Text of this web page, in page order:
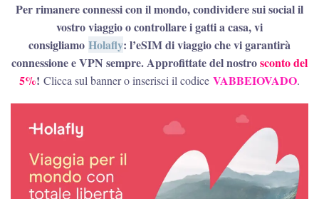
Per rimanere connessi con il mondo, condividere sui social il
vostro viaggio o controllare i gatti a casa, vi
consigliamo Holafly: l’eSIM di viaggio che vi garantirà
connessione e VPN sempre. Approfittate del nostrosconto del
5%! Clicca sul banner o inserisci il codice VABBEIOVADO.